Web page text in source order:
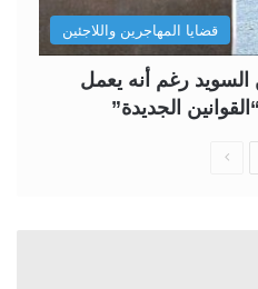
قضايا المهاجرين واللاجئين
رغم أنه يعمل
الجديدة”